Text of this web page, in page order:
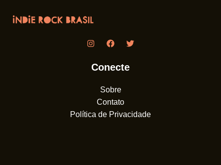
Conecte
Sobre
Contato
Política de Privacidade